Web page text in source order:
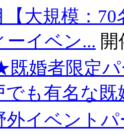
【大規模：
イベン...
婚者限定
でも有名な既
外イベント